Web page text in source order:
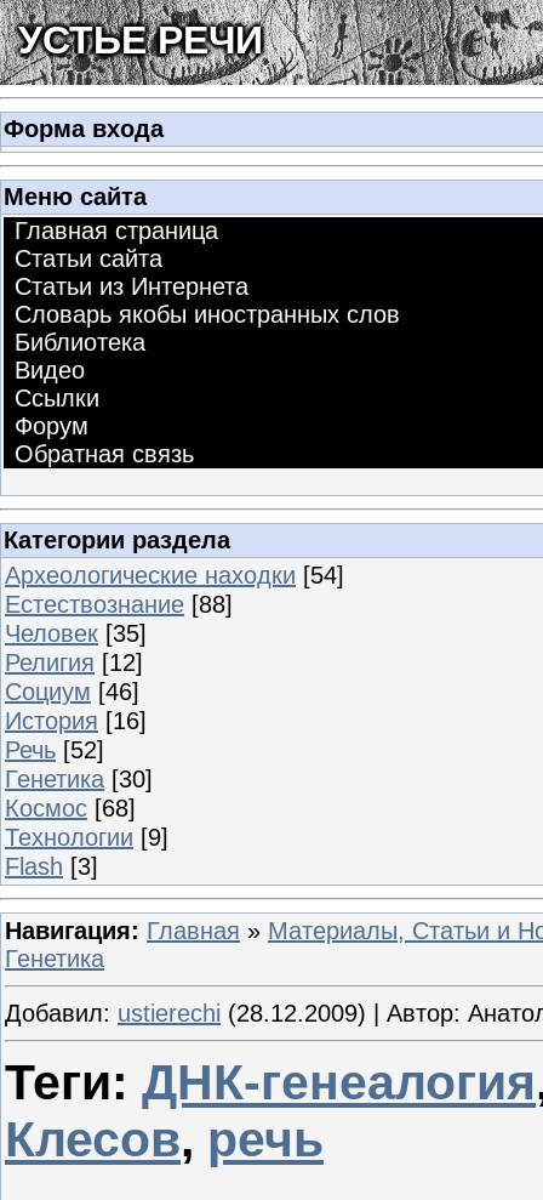
УСТЬЕ РЕЧИ
Форма входа
Меню сайта
Главная страница
Статьи сайта
Статьи из Интернета
Словарь якобы иностранных слов
Библиотека
Видео
Ссылки
Форум
Обратная связь
Категории раздела
Археологические находки [54]
Естествознание [88]
Человек [35]
Религия [12]
Социум [46]
История [16]
Речь [52]
Генетика [30]
Космос [68]
Технологии [9]
Flash [3]
Навигация: Главная » Материалы, Статьи и
Генетика
Добавил: ustierechi (28.12.2009) | Автор:
Теги: ДНК-генеалогия
Клесов, речь